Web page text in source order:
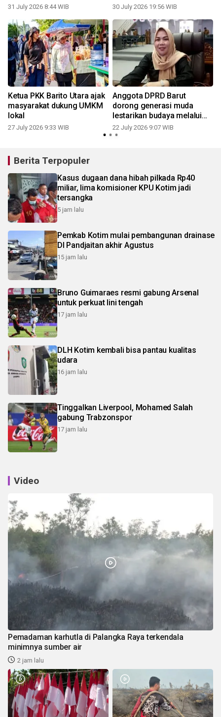
31 July 2026 8:44 WIB 30 July 2026 19:56 WIB
Ketua PKK Barito Utara ajak
masyarakat dukung UMKM
lokal
27 July 2026 9:33 WIB
Anggota DPRD Barut
dorong generasi muda
lestarikan budaya melalui
lomba desain batik digital
22 July 2026 9:07 WIB
Berita Terpopuler
Kasus dugaan dana hibah pilkada Rp40
miliar, lima komisioner KPU Kotim jadi
tersangka
5 jam lalu
Pemkab Kotim mulai pembangunan drainase
DI Pandjaitan akhir Agustus
15 jam lalu
Bruno Guimaraes resmi gabung Arsenal
untuk perkuat lini tengah
17 jam lalu
DLH Kotim kembali bisa pantau kualitas
udara
16 jam lalu
Tinggalkan Liverpool, Mohamed Salah
gabung Trabzonspor
17 jam lalu
Video
Pemadaman karhutla di Palangka Raya terkendala
minimnya sumber air
2 jam lalu